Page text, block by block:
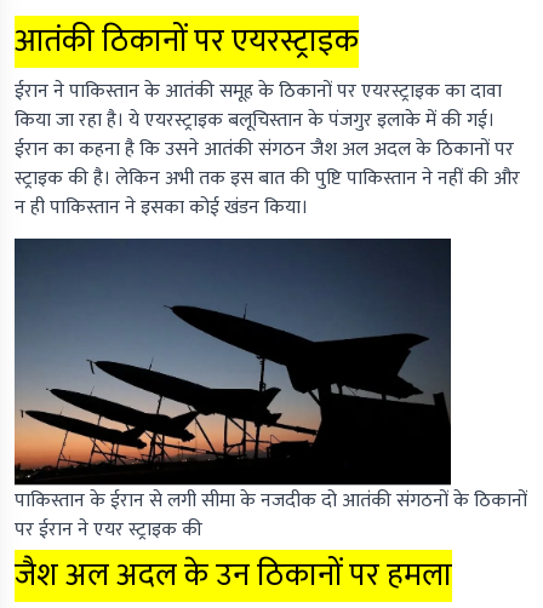
आतंकी ठिकानों पर एयरस्ट्राइक
ईरान ने पाकिस्तान के आतंकी समूह के ठिकानों पर एयरस्ट्राइक का दावा
किया जा रहा है। ये एयरस्ट्राइक बलूचिस्तान के पंजगुर इलाके में की गई।
ईरान का कहना है कि उसने आतंकी संगठन जैश अल अदल के ठिकानों पर
स्ट्राइक की है। लेकिन अभी तक इस बात की पुष्टि पाकिस्तान ने नहीं की और
न ही पाकिस्तान ने इसका कोई खंडन किया।
पाकिस्तान के ईरान से लगी सीमा के नजदीक दो आतंकी संगठनों के ठिकानों
पर ईरान ने एयर स्ट्राइक की
जैश अल अदल के उन ठिकानों पर हमला